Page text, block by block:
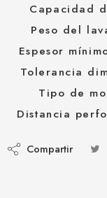
Capacidad
Peso del
Espesor
Tolerancia
Tipo de
Distancia
Compartir